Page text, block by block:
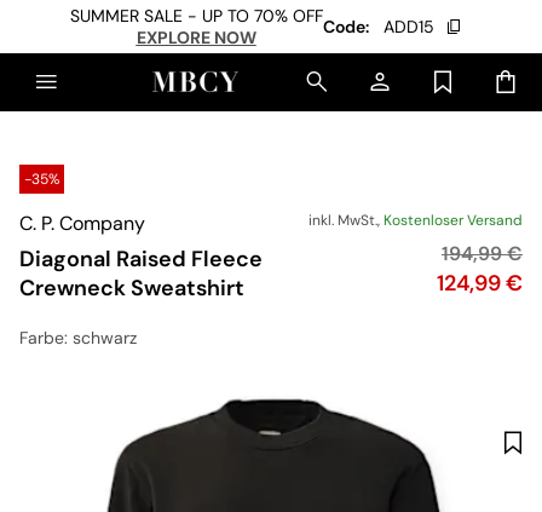
SUMMER SALE - UP TO 70% OFF
EXPLORE NOW
Code: ADD15
-35%
C. P. Company
Diagonal Raised Fleece
Crewneck Sweatshirt
inkl. MwSt., Kostenloser Versand
Preis
124,99 €
194,99 €
Farbe: schwarz